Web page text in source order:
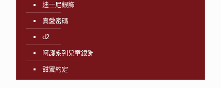
迪士尼銀飾
真愛密碼
d2
呵護系列兒童銀飾
甜蜜約定